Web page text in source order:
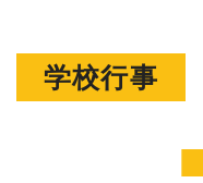
学校行事